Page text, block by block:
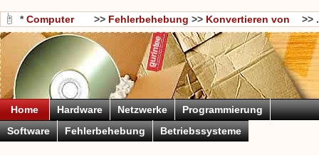
*Computer
Wissen
>> Fehlerbehebung >> Konvertieren von
Dateien
>> .
Home Hardware Netzwerke
Programmierung
Software
Fehlerbehebung Betriebssysteme